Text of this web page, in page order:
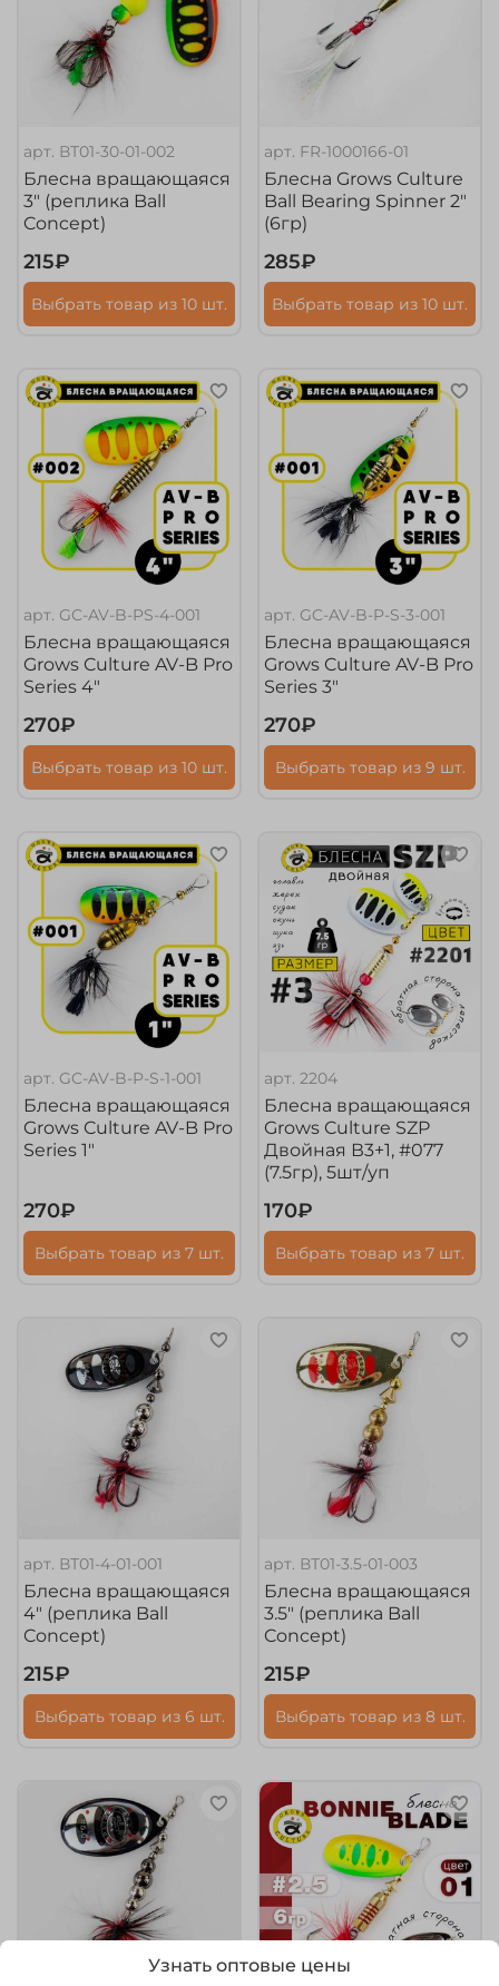
арт. ВТ01-30-01-002
Блесна вращающаяся
3" (реплика Ball
Concept)
215₽
Выбрать товар из 10 шт.
арт. FR-1000166-01
Блесна Grows Culture
Ball Bearing Spinner 2"
(6гр)
285₽
Выбрать товар из 10 шт.
арт. GC-AV-B-PS-4-001
Блесна вращающаяся
Grows Culture AV-B Pro
Series 4"
270₽
Выбрать товар из 10 шт.
арт. GC-AV-B-P-S-3-001
Блесна вращающаяся
Grows Culture AV-B Pro
Series 3"
270₽
Выбрать товар из 9 шт.
арт. GC-AV-B-P-S-1-001
Блесна вращающаяся
Grows Culture AV-B Pro
Series 1"
270₽
Выбрать товар из 7 шт.
арт.2204
Блесна вращающаяся
Grows Culture SZP
Двойная В3+1, #077
(7.5гр), 5шт/уп
170₽
Выбрать товар из 7 шт.
арт. ВТ01-4-01-001
Блесна вращающаяся
4" (реплика Ball
Concept)
215₽
Выбрать товар из 6 шт.
арт. ВТ01-3.5-01-003
Блесна вращающаяся
3.5" (реплика Ball
Concept)
215₽
Выбрать товар из 8 шт.
Узнать оптовые цены